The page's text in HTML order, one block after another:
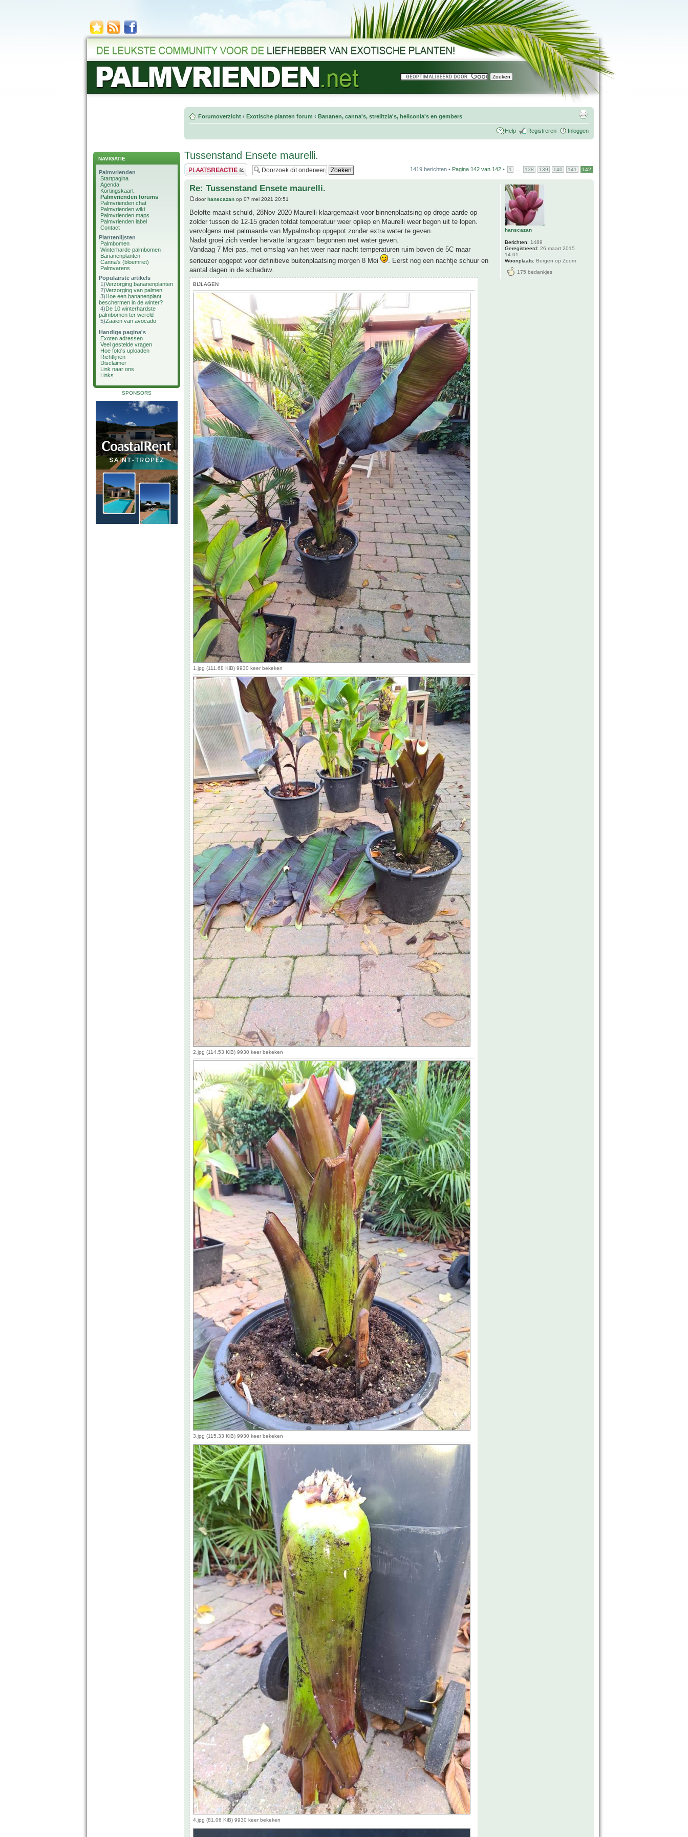
NAVIGATIE
Palmvrienden
Startpagina
Agenda
Kortingskaart
Palmvrienden forums
Palmvrienden chat
Palmvrienden wiki
Palmvrienden maps
Palmvrienden label
Contact
Plantenlijsten
Palmbomen
Winterharde palmbomen
Bananenplanten
Canna's (bloemriet)
Palmvarens
Populairste artikels
1)Verzorging bananenplanten
2)Verzorging van palmen
3)Hoe een bananenplant
beschermen in de winter?
4)De 10 winterhardste
palmbomen ter wereld
5)Zaaien van avocado
Handige pagina's
Exoten adressen
Veel gestelde vragen
Hoe foto's uploaden
Richtlijnen
Disclaimer
Link naar ons
Links
SPONSORS
Forumoverzicht ‹ Exotische planten forum ‹ Bananen, canna's, strelitzia's, heliconia's en gembers
Help Registreren Inloggen
Tussenstand Ensete maurelli.
Plaats een reactie 1419 berichten • Pagina 142 van 142 • 1 138 139 140 141 142
Re: Tussenstand Ensete maurelli.
doorhanscazan op 07 mei 2021 20:51
Belofte maakt schuld, 28Nov 2020 Maurelli klaargemaakt voor binnenplaatsing op droge aarde op
zolder tussen de 12-15 graden totdat temperatuur weer opliep en Maurelli weer begon uit te lopen.
vervolgens met palmaarde van Mypalmshop opgepot zonder extra water te geven.
Nadat groei zich verder hervatte langzaam begonnen met water geven.
Vandaag 7 Mei pas, met omslag van het weer naar nacht temperaturen ruim boven de 5C maar
serieuzer opgepot voor definitieve buitenplaatsing morgen 8 Mei
. Eerst nog een nachtje schuur en
aantal dagen in de schaduw.
BIJLAGEN
1.jpg (111.68 KiB) 9930 keer bekeken
2.jpg (114.53 KiB) 9930 keer bekeken
3.jpg (115.33 KiB) 9930 keer bekeken
4.jpg (81.06 KiB) 9930 keer bekeken
hanscazan
Berichten: 1489
Geregistreerd: 26 maart 2015
14:01
Woonplaats: Bergen op Zoom
175 bedankjes